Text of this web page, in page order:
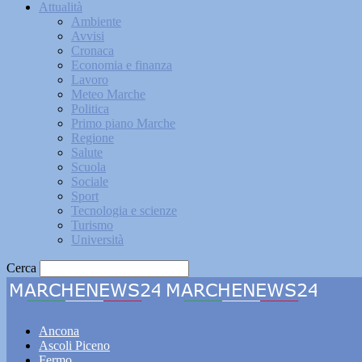
Attualità
Ambiente
Avvisi
Cronaca
Economia e finanza
Lavoro
Meteo Marche
Politica
Primo piano Marche
Regione
Salute
Scuola
Sociale
Sport
Tecnologia e scienze
Turismo
Università
Cerca
Ancona
Ascoli Piceno